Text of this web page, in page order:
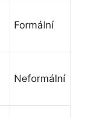
Formální
Neformální